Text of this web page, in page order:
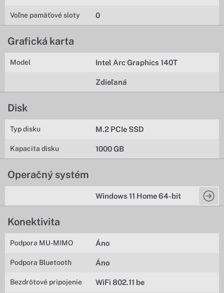
Voľne pamäťové sloty 0
Grafická karta
Model Intel Arc Graphics 140T
Zdieľaná
Disk
Typ disku M.2 PCIe SSD
Kapacita disku 1000 GB
Operačný systém
Windows 11 Home 64-bit
Konektivita
Podpora MU-MIMO Áno
Podpora Bluetooth Áno
Bezdrôtové pripojenie WiFi 802.11 be